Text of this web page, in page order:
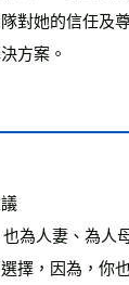
對她的信任及
方案。
為人妻、為
擇，因為，你